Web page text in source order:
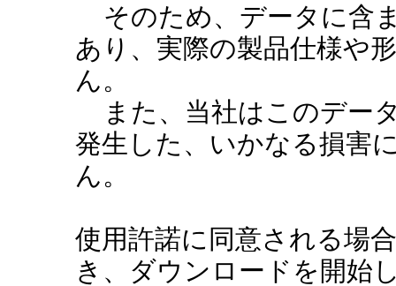
そのため、データに含
あり、実際の製品仕様や
ん。
また、当社はこのデー
発生した、いかなる損害
ん。
使用許諾に同意される場
き、ダウンロードを開始